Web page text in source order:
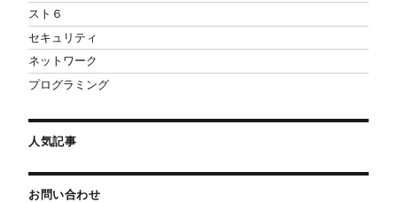
スト６
セキュリティ
ネットワーク
プログラミング
人気記事
お問い合わせ